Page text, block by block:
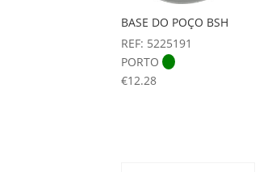
BASE DO POÇO BSH
REF: 5225191
PORTO
€12.28